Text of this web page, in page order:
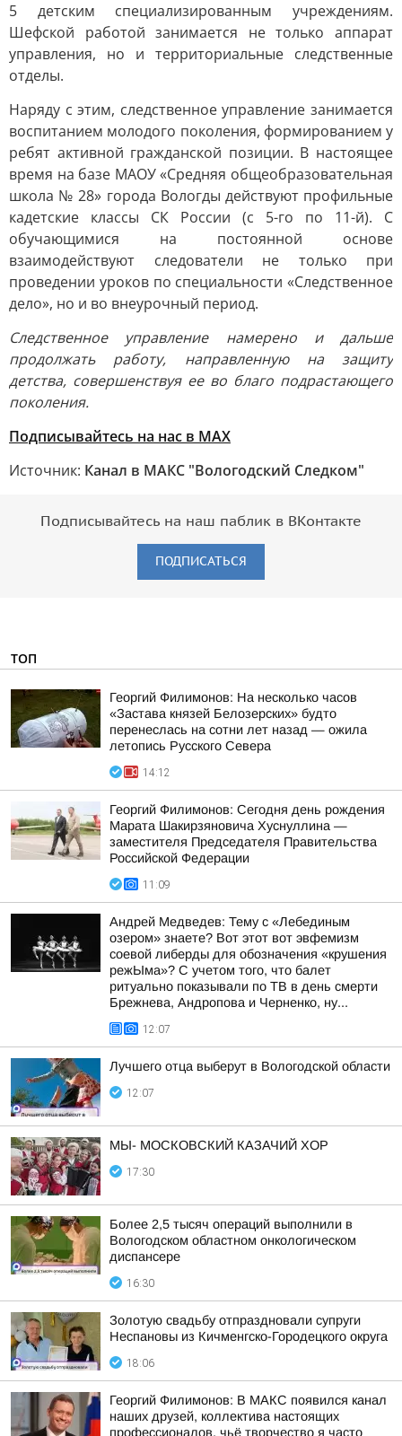
5 детским специализированным учреждениям.
Шефской работой занимается не только аппарат
управления, но и территориальные следственные
отделы.
Наряду с этим, следственное управление занимается
воспитанием молодого поколения, формированием у
ребят активной гражданской позиции. В настоящее
время на базе МАОУ «Средняя общеобразовательная
школа № 28» города Вологды действуют профильные
кадетские классы СК России (с 5-го по 11-й). С
обучающимися на постоянной основе
взаимодействуют следователи не только при
проведении уроков по специальности «Следственное
дело», но и во внеурочный период.
Следственное управление намерено и дальше
продолжать работу, направленную на защиту
детства, совершенствуя ее во благо подрастающего
поколения.
Подписывайтесь на нас в MAX
Источник: Канал в МАКС "Вологодский Следком"
Подписывайтесь на наш паблик в ВКонтакте
ПОДПИСАТЬСЯ
ТОП
Георгий Филимонов: На несколько часов
«Застава князей Белозерских» будто
перенеслась на сотни лет назад — ожила
летопись Русского Севера
14:12
Георгий Филимонов: Сегодня день рождения
Марата Шакирзяновича Хуснуллина —
заместителя Председателя Правительства
Российской Федерации
11:09
Андрей Медведев: Тему с «Лебединым
озером» знаете? Вот этот вот эвфемизм
соевой либерды для обозначения «крушения
режЫма»? С учетом того, что балет
ритуально показывали по ТВ в день смерти
Брежнева, Андропова и Черненко, ну...
12:07
Лучшего отца выберут в Вологодской области
12:07
МЫ- МОСКОВСКИЙ КАЗАЧИЙ ХОР
17:30
Более 2,5 тысяч операций выполнили в
Вологодском областном онкологическом
диспансере
16:30
Золотую свадьбу отпраздновали супруги
Неспановы из Кичменгско-Городецкого округа
18:06
Георгий Филимонов: В МАКС появился канал
наших друзей, коллектива настоящих
профессионалов, чьё творчество я часто